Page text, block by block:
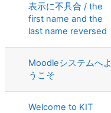
表示に不具合 / the
first name and the
last name reversed
Moodleシステムへよ
うこそ
Welcome to KIT